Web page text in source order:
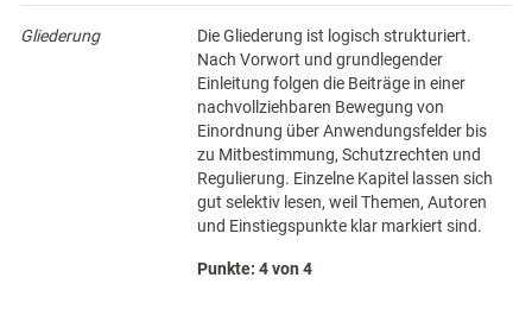
Gliederung
Die Gliederung ist logisch strukturiert.
Nach Vorwort und grundlegender
Einleitung folgen die Beiträge in einer
nachvollziehbaren Bewegung von
Einordnung über Anwendungsfelder bis
zu Mitbestimmung, Schutzrechten und
Regulierung. Einzelne Kapitel lassen sich
gut selektiv lesen, weil Themen, Autoren
und Einstiegspunkte klar markiert sind.
Punkte: 4 von 4